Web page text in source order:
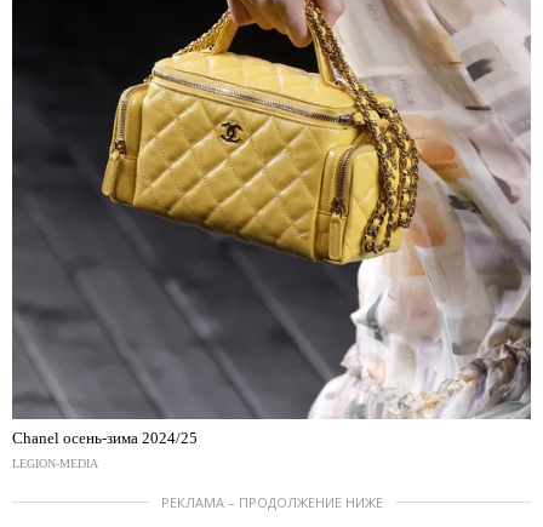
Chanel осень-зима 2024/25
LEGION-MEDIA
РЕКЛАМА – ПРОДОЛЖЕНИЕ НИЖЕ